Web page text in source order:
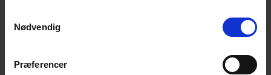
hjørne på websitet.
Nødvendig
Præferencer